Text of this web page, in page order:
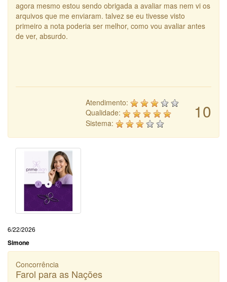
agora mesmo estou sendo obrigada a avaliar mas nem vi os
arquivos que me enviaram. talvez se eu tivesse visto
primeiro a nota poderia ser melhor, como vou avaliar antes
de ver, absurdo.
10
Atendimento:
Qualidade:
Sistema:
6/22/2026
Simone
Concorrência
Farol para as Nações